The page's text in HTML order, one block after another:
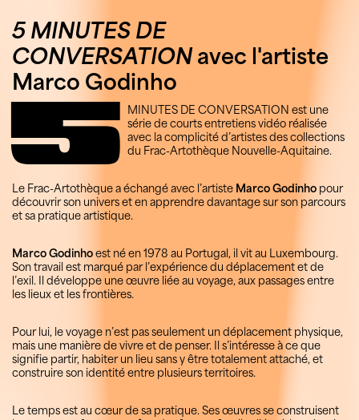
5 MINUTES DE
CONVERSATIONavec l'artiste
Marco Godinho
5
MINUTES DE CONVERSATION est une
série de courts entretiens vidéo réalisée
avec la complicité d’artistes des collections
du Frac-Artothèque Nouvelle-Aquitaine.
Le Frac-Artothèque a échangé avec l’artiste Marco Godinho pour
découvrir son univers et en apprendre davantage sur son parcours
et sa pratique artistique. ⠀
Marco Godinhoest né en 1978 au Portugal, il vit au Luxembourg.
Son travail est marqué par l’expérience du déplacement et de
l’exil. Il développe une œuvre liée au voyage, aux passages entre
les lieux et les frontières.
Pour lui, le voyage n’est pas seulement un déplacement physique,
mais une manière de vivre et de penser. Il s’intéresse à ce que
signifie partir, habiter un lieu sans y être totalement attaché, et
construire son identité entre plusieurs territoires.
Le temps est au cœur de sa pratique. Ses œuvres se construisent